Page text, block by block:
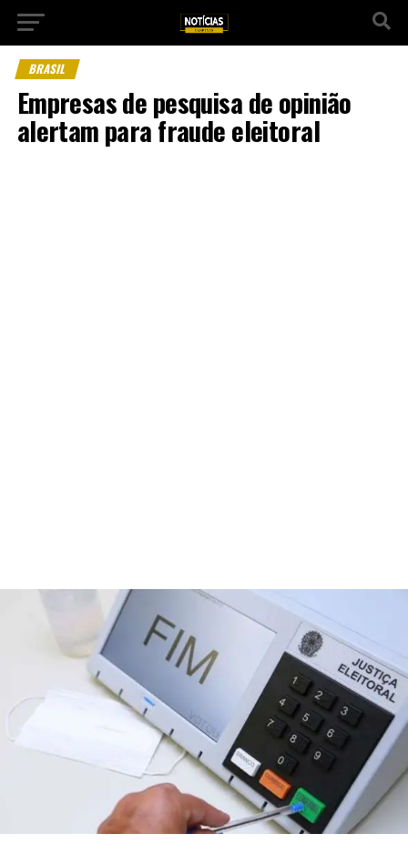
BRASIL
Empresas de pesquisa de opinião
alertam para fraude eleitoral